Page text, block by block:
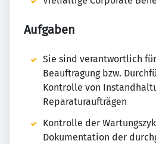
Aufgaben
Sie sind verantwortlich
Beauftragung bzw.
Kontrolle von
Reparaturaufträgen
Kontrolle der
Dokumentation der